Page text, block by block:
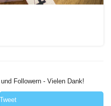
Followern - Vielen Dank!
Tweet